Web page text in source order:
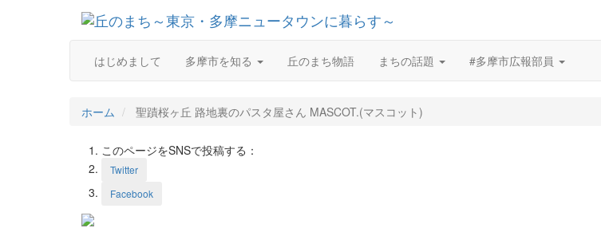
はじめまして 多摩市を知る 丘のまち物語 まちの話題 #多摩市広報部員
ホーム 聖蹟桜ヶ丘 路地裏のパスタ屋さん MASCOT.(マスコット)
このページをSNSで投稿する：
Twitter
Facebook